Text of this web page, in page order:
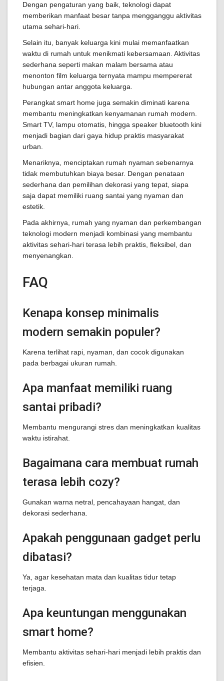
Dengan pengaturan yang baik, teknologi dapat
memberikan manfaat besar tanpa mengganggu aktivitas
utama sehari-hari.
Selain itu, banyak keluarga kini mulai memanfaatkan
waktu di rumah untuk menikmati kebersamaan. Aktivitas
sederhana seperti makan malam bersama atau
menonton film keluarga ternyata mampu mempererat
hubungan antar anggota keluarga.
Perangkat smart home juga semakin diminati karena
membantu meningkatkan kenyamanan rumah modern.
Smart TV, lampu otomatis, hingga speaker bluetooth kini
menjadi bagian dari gaya hidup praktis masyarakat
urban.
Menariknya, menciptakan rumah nyaman sebenarnya
tidak membutuhkan biaya besar. Dengan penataan
sederhana dan pemilihan dekorasi yang tepat, siapa
saja dapat memiliki ruang santai yang nyaman dan
estetik.
Pada akhirnya, rumah yang nyaman dan perkembangan
teknologi modern menjadi kombinasi yang membantu
aktivitas sehari-hari terasa lebih praktis, fleksibel, dan
menyenangkan.
FAQ
Kenapa konsep minimalis
modern semakin populer?
Karena terlihat rapi, nyaman, dan cocok digunakan
pada berbagai ukuran rumah.
Apa manfaat memiliki ruang
santai pribadi?
Membantu mengurangi stres dan meningkatkan kualitas
waktu istirahat.
Bagaimana cara membuat rumah
terasa lebih cozy?
Gunakan warna netral, pencahayaan hangat, dan
dekorasi sederhana.
Apakah penggunaan gadget perlu
dibatasi?
Ya, agar kesehatan mata dan kualitas tidur tetap
terjaga.
Apa keuntungan menggunakan
smart home?
Membantu aktivitas sehari-hari menjadi lebih praktis dan
efisien.